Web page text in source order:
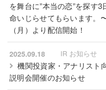
を舞台に”本当の恋”を探す
命いじらせてもらいます。
（月）より配信開始！
2025.09.18 IR お知らせ
機関投資家・アナリスト
説明会開催のお知らせ